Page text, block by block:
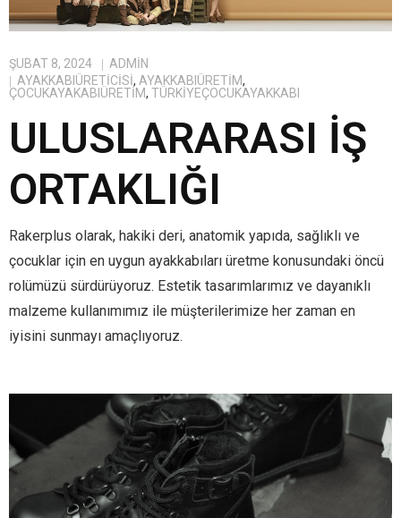
ŞUBAT 8, 2024
ADMIN
AYAKKABIÜRETICISI, AYAKKABIÜRETIM,
ÇOCUKAYAKABIÜRETIM, TÜRKIYEÇOCUKAYAKKABI
ULUSLARARASI İŞ
ORTAKLIĞI
Rakerplus olarak, hakiki deri, anatomik yapıda, sağlıklı ve
çocuklar için en uygun ayakkabıları üretme konusundaki öncü
rolümüzü sürdürüyoruz. Estetik tasarımlarımız ve dayanıklı
malzeme kullanımımız ile müşterilerimize her zaman en
iyisini sunmayı amaçlıyoruz.